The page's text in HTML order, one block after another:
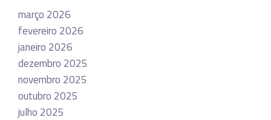
março 2026
fevereiro 2026
janeiro 2026
dezembro 2025
novembro 2025
outubro 2025
julho 2025